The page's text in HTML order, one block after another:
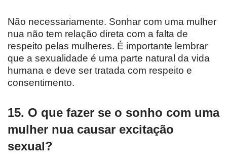
Não necessariamente. Sonhar com uma mulher
nua não tem relação direta com a falta de
respeito pelas mulheres. É importante lembrar
que a sexualidade é uma parte natural da vida
humana e deve ser tratada com respeito e
consentimento.
15. O que fazer se o sonho com uma
mulher nua causar excitação
sexual?